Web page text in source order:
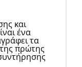
και
ένα
τα
πρώτης